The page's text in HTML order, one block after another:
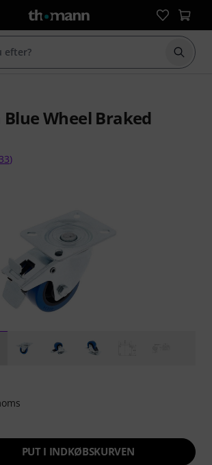
Start
Wheel Braked
ud af 5 stjerner fra 333 kundebedømmelser
)
PUT I INDKØBSKURVEN